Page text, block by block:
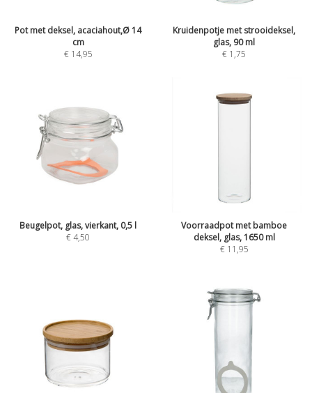
Pot met deksel, acaciahout,Ø 14
cm
€ 14,95
Kruidenpotje met strooideksel,
glas, 90 ml
€ 1,75
Beugelpot, glas, vierkant, 0,5 l
€4,50
Voorraadpot met bamboe
deksel, glas, 1650 ml
€ 11,95